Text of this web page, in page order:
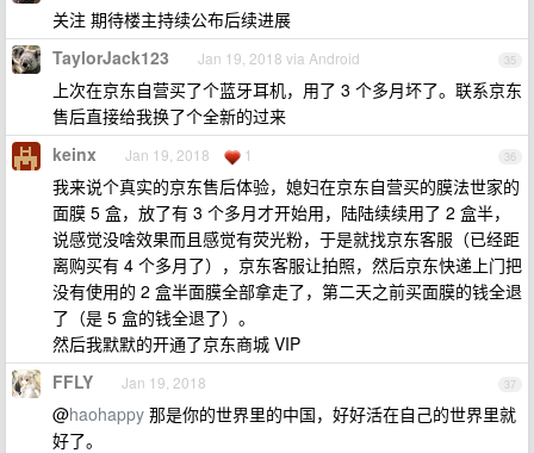
关注 期待楼主持续公布后续进展
35
TaylorJack123 Jan 19, 2018 via Android
上次在京东自营买了个蓝牙耳机，用了 3 个多月坏了。联系京东
售后直接给我换了个全新的过来
36
keinx Jan 19, 2018 1
我来说个真实的京东售后体验，媳妇在京东自营买的膜法世家的
面膜 5 盒，放了有 3 个多月才开始用，陆陆续续用了 2 盒半，
说感觉没啥效果而且感觉有荧光粉，于是就找京东客服（已经距
离购买有 4 个多月了），京东客服让拍照，然后京东快递上门把
没有使用的 2 盒半面膜全部拿走了，第二天之前买面膜的钱全退
了（是 5 盒的钱全退了）。
然后我默默的开通了京东商城 VIP
37
FFLY Jan 19, 2018
@haohappy 那是你的世界里的中国，好好活在自己的世界里就
好了。